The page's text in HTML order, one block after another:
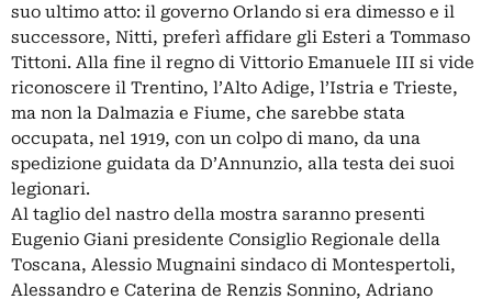
suo ultimo atto: il governo Orlando si era dimesso e il
successore, Nitti, preferì affidare gli Esteri a Tommaso
Tittoni. Alla fine il regno di Vittorio Emanuele III si vide
riconoscere il Trentino, l’Alto Adige, l’Istria e Trieste,
ma non la Dalmazia e Fiume, che sarebbe stata
occupata, nel 1919, con un colpo di mano, da una
spedizione guidata da D’Annunzio, alla testa dei suoi
legionari.
Al taglio del nastro della mostra saranno presenti
Eugenio Giani presidente Consiglio Regionale della
Toscana, Alessio Mugnaini sindaco di Montespertoli,
Alessandro e Caterina de Renzis Sonnino, Adriano